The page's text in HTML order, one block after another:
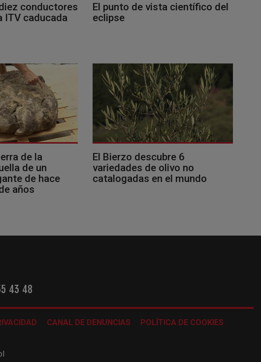
conductores
ITV caducada
El punto de vista científico del
eclipse
de la
de un
de hace
años
El Bierzo descubre 6
variedades de olivo no
catalogadas en el mundo
43 48
CANAL DE DENUNCIAS
POLÍTICA DE COOKIES